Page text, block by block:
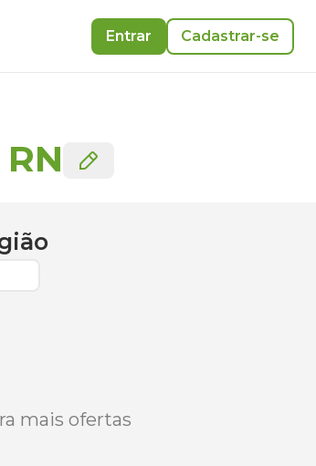
Entrar Cadastrar-se
RN
mais ofertas